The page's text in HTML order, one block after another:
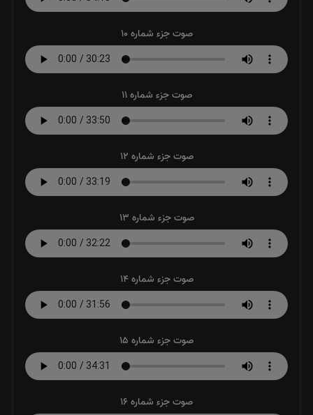
صوت جزء شماره 10
صوت جزء شماره 11
صوت جزء شماره 12
صوت جزء شماره 13
صوت جزء شماره 14
صوت جزء شماره 15
صوت جزء شماره 16